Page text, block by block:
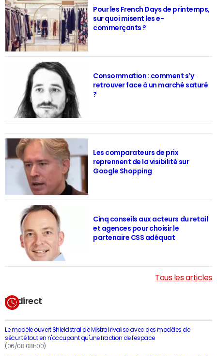
En direct
Le modèle ouvert Shieldstral de Mistral rivalise avec des modèles de
sécurité tout en n'occupant qu'une fraction de l'espace
(06/08 08h00)
Pour les French Days de printemps,
sur quoi misent les e-
commerçants ?
Consommation : comment s’y
retrouver face à un marché saturé
?
Les comparateurs de prix
reprennent de la visibilité sur
Google Shopping
Cinq conseils aux acteurs du retail
et agences pour choisir le
partenaire CSS adéquat
Tous les articles